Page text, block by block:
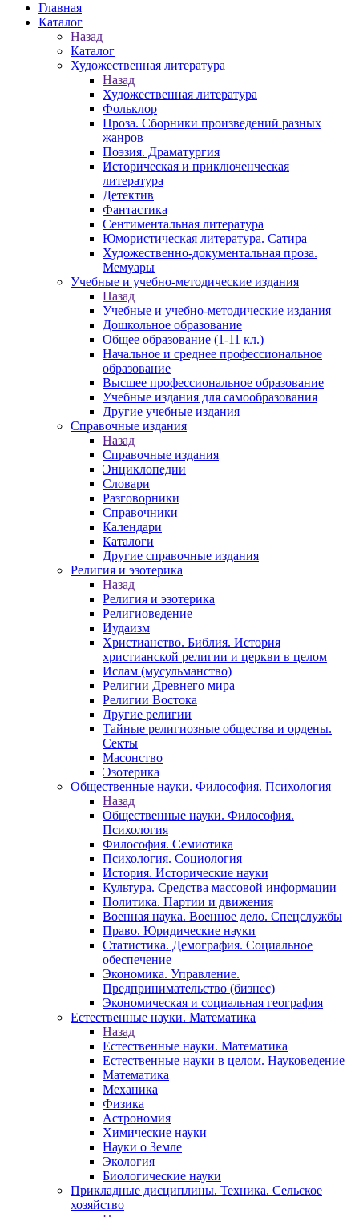
Главная
Каталог
Назад
Каталог
Художественная литература
Назад
Художественная литература
Фольклор
Проза. Сборники произведений разных
жанров
Поэзия. Драматургия
Историческая и приключенческая
литература
Детектив
Фантастика
Сентиментальная литература
Юмористическая литература. Сатира
Художественно-документальная проза.
Мемуары
Учебные и учебно-методические издания
Назад
Учебные и учебно-методические издания
Дошкольное образование
Общее образование (1-11 кл.)
Начальное и среднее профессиональное
образование
Высшее профессиональное образование
Учебные издания для самообразования
Другие учебные издания
Справочные издания
Назад
Справочные издания
Энциклопедии
Словари
Разговорники
Справочники
Календари
Каталоги
Другие справочные издания
Религия и эзотерика
Назад
Религия и эзотерика
Религиоведение
Иудаизм
Христианство. Библия. История
христианской религии и церкви в целом
Ислам (мусульманство)
Религии Древнего мира
Религии Востока
Другие религии
Тайные религиозные общества и ордены.
Секты
Масонство
Эзотерика
Общественные науки. Философия. Психология
Назад
Общественные науки. Философия.
Психология
Философия. Семиотика
Психология. Социология
История. Исторические науки
Культура. Средства массовой информации
Политика. Партии и движения
Военная наука. Военное дело. Спецслужбы
Право. Юридические науки
Статистика. Демография. Социальное
обеспечение
Экономика. Управление.
Предпринимательство (бизнес)
Экономическая и социальная география
Естественные науки. Математика
Назад
Естественные науки. Математика
Естественные науки в целом. Науковедение
Математика
Механика
Физика
Астрономия
Химические науки
Науки о Земле
Экология
Биологические науки
Прикладные дисциплины. Техника. Сельское
хозяйство